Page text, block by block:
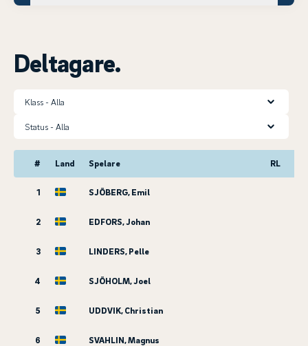
Deltagare.
Klass
Status
# Land Spelare RL
1 SJÖBERG, Emil
2 EDFORS, Johan
3 LINDERS, Pelle
4 SJÖHOLM, Joel
5 UDDVIK, Christian
6 SVAHLIN, Magnus